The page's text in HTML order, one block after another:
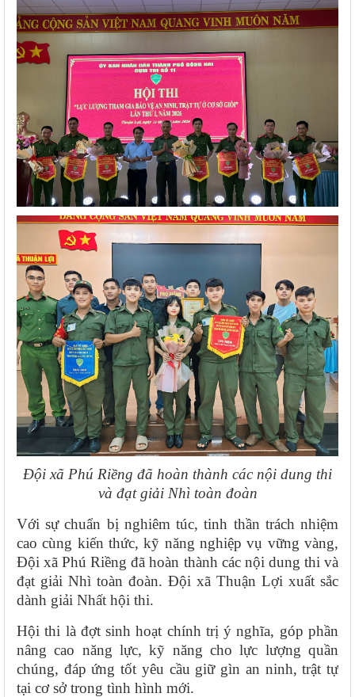
Đội xã Phú Riềng đã hoàn thành các nội dung thi
và đạt giải Nhì toàn đoàn
Với sự chuẩn bị nghiêm túc, tinh thần trách nhiệm
cao cùng kiến thức, kỹ năng nghiệp vụ vững vàng,
Đội xã Phú Riềng đã hoàn thành các nội dung thi và
đạt giải Nhì toàn đoàn. Đội xã Thuận Lợi xuất sắc
dành giải Nhất hội thi.
Hội thi là đợt sinh hoạt chính trị ý nghĩa, góp phần
nâng cao năng lực, kỹ năng cho lực lượng quần
chúng, đáp ứng tốt yêu cầu giữ gìn an ninh, trật tự
tại cơ sở trong tình hình mới.